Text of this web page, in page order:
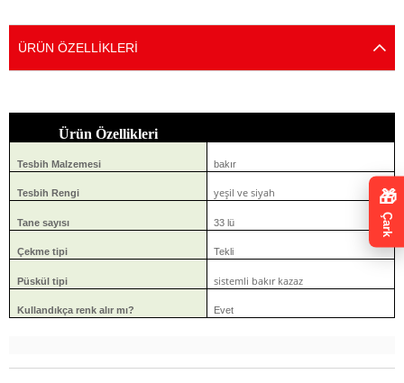
ÜRÜN ÖZELLIKLERI
Ürün Özellikleri
Tesbih Malzemesi bakır
Tesbih Rengi yeşil ve siyah
Tane sayısı 33 lü
Çekme tipi Tekli
Püskül tipi sistemli bakır kazaz
Kullandıkça renk alır mı? Evet
🎁
Çark